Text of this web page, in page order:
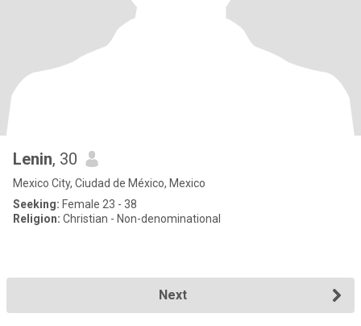
Lenin, 30
Mexico City, Ciudad de México, Mexico
Seeking: Female 23 - 38
Religion: Christian - Non-denominational
Next